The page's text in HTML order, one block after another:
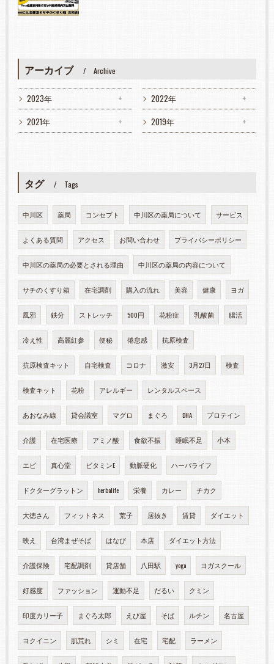
アーカイブ Archive
2023年
2022年
2021年
2019年
タグ Tags
中川区 薬局 コンセプト 中川区の薬局について サービス
よくある質問 アクセス お問い合わせ プライバシーポリシー
中川区の薬局の必要とされる理由 中川区の薬局の内容について
サチのくすり箱 在宅調剤 購入の流れ 美容 健康 ヨガ
風邪 鉄分 ストレッチ 500円 花粉症 乳酸菌 腸活
冷え性 高麗紅参 便秘 倦怠感 抗原検査
抗原検査キット 自宅検査 コロナ 激安 3月27日 検査
検査キット 花粉 アレルギー レンタルスペース
あおなみ線 貸会議室 マグロ まぐろ DHA プロテイン
介護 在宅医療 アミノ酸 食欲不振 睡眠不足 小本
エビ 真心堂 ビタミンE 動脈硬化 ハーバライフ
ドクターグラットン herbalife 栄養 カレー チカク
大徳さん フィットネス 荒子 居抜き 賃貸 ダイエット
映え 台湾まぜそば はなび 本店 ダイエット方法
介護保険 宅配調剤 貸店舗 八田駅 yoga ヨガスクール
好感度 ファッション 運動不足 だるい クミン
印度カリー子 まぐろ太郎 えび屋 そば ルチン 名古屋
ヨクイニン 肌荒れ シミ 在宅 宅配 ラーメン